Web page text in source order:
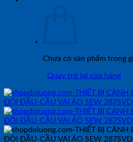
Chưa có sản phẩm trong
Quay trở lại cửa hàng